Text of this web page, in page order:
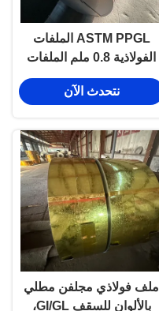
ASTM PPGL الملفات
الفولاذية 0.8 ملم الملفات
المطلية بالزنك
نتحدث الآن
ملف فولاذي مجلفن مطلي
بالألوان للسقف GI/GL،